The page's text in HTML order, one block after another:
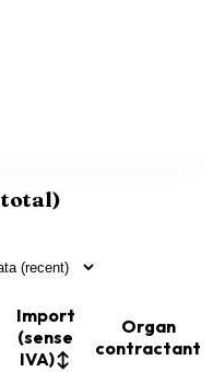
total)
Import
(sense
IVA)↕
Organ
contractant